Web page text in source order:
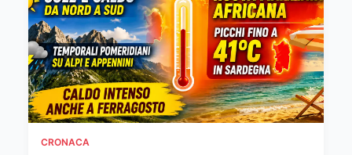
CRONACA